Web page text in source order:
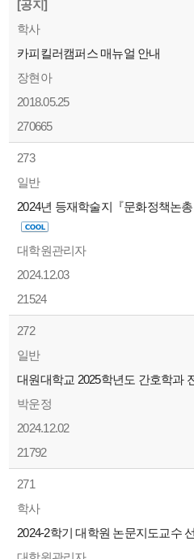
[공지]
학사
카피킬러캠퍼스 매뉴얼 안내
장현아
2018.05.25
270665
273
일반
2024년 등재학술지『문화정책논
대학원관리자
2024.12.03
21524
272
일반
대원대학교 2025학년도 간호학과
박운정
2024.12.02
21792
271
학사
2024-2학기 대학원 논문지도교수